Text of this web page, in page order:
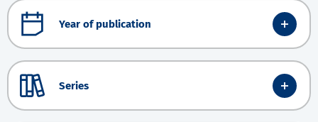
Year of publication
Series